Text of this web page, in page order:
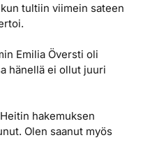
tultiin viimein sateen
Emilia Översti oli
hänellä ei ollut juuri
hakemuksen
Olen saanut myös